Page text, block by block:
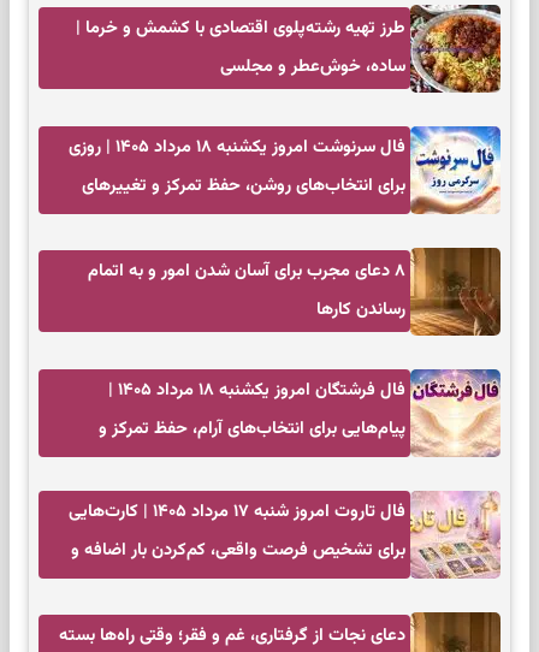
طرز تهیه رشته‌پلوی اقتصادی با کشمش و خرما |
ساده، خوش‌عطر و مجلسی
فال سرنوشت امروز یکشنبه ۱۸ مرداد ۱۴۰۵ | روزی
برای انتخاب‌های روشن، حفظ تمرکز و تغییرهای
۸ دعای مجرب برای آسان شدن امور و به اتمام
رساندن کار‌ها
فال فرشتگان امروز یکشنبه ۱۸ مرداد ۱۴۰۵ |
پیام‌هایی برای انتخاب‌های آرام، حفظ تمرکز و
فال تاروت امروز شنبه ۱۷ مرداد ۱۴۰۵ | کارت‌هایی
برای تشخیص فرصت واقعی، کم‌کردن بار اضافه و
دعای نجات از گرفتاری، غم و فقر؛ وقتی راه‌ها بسته